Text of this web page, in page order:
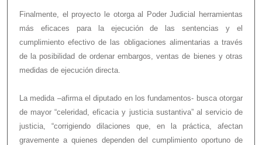
Finalmente, el proyecto le otorga al Poder Judicial herramientas
más eficaces para la ejecución de las sentencias y el
cumplimiento efectivo de las obligaciones alimentarias a través
de la posibilidad de ordenar embargos, ventas de bienes y otras
medidas de ejecución directa.
La medida –afirma el diputado en los fundamentos- busca otorgar
de mayor “celeridad, eficacia y justicia sustantiva” al servicio de
justicia, “corrigiendo dilaciones que, en la práctica, afectan
gravemente a quienes dependen del cumplimiento oportuno de